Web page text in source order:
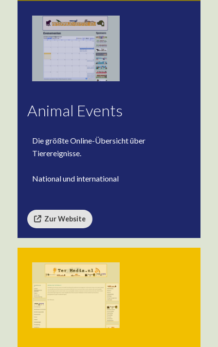
Animal Events
Die größte Online-Übersicht über
Tierereignisse.
National und international
Zur Website